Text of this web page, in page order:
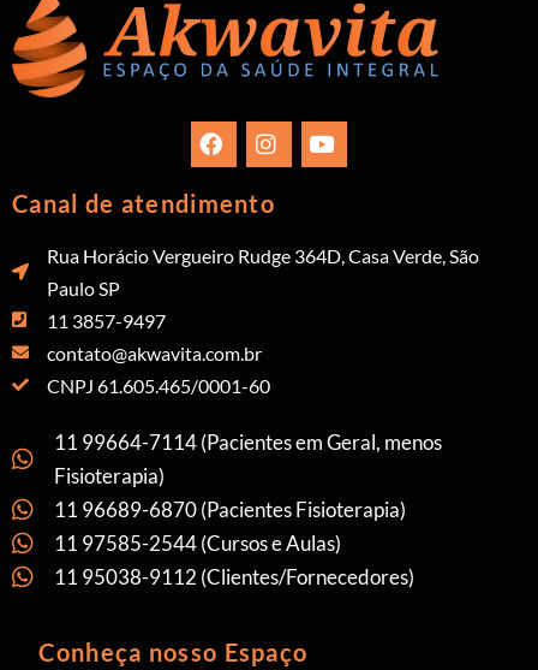
Canal de atendimento
Rua Horácio Vergueiro Rudge 364D, Casa Verde, São
Paulo SP
11 3857-9497
contato@akwavita.com.br
CNPJ 61.605.465/0001-60
11 99664-7114 (Pacientes em Geral, menos
Fisioterapia)
11 96689-6870 (Pacientes Fisioterapia)
11 97585-2544 (Cursos e Aulas)
11 95038-9112 (Clientes/Fornecedores)
Conheça nosso Espaço